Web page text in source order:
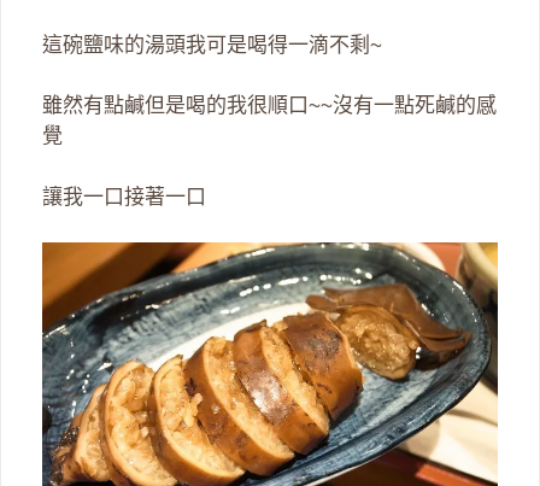
這碗鹽味的湯頭我可是喝得一滴不剩~
雖然有點鹹但是喝的我很順口~~沒有一點死鹹的感
覺
讓我一口接著一口